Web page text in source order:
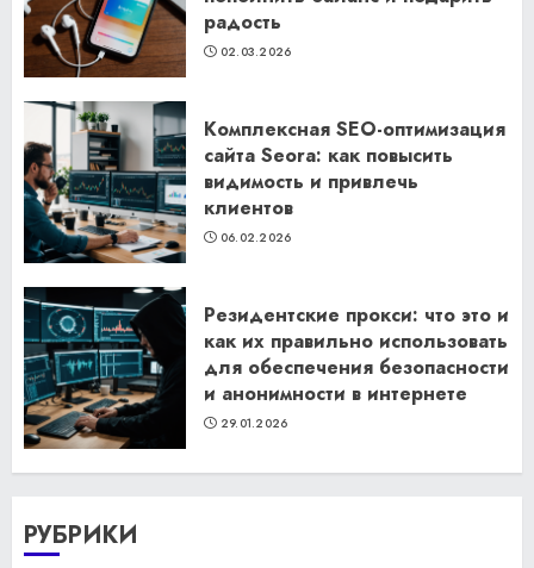
радость
02.03.2026
Комплексная SEO-оптимизация
сайта Seora: как повысить
видимость и привлечь
клиентов
06.02.2026
Резидентские прокси: что это и
как их правильно использовать
для обеспечения безопасности
и анонимности в интернете
29.01.2026
РУБРИКИ